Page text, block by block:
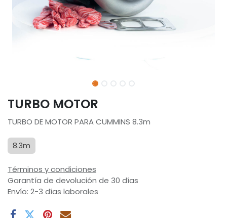
TURBO MOTOR
TURBO DE MOTOR PARA CUMMINS 8.3m
8.3m
Términos y condiciones
Garantía de devolución de 30 días
Envío: 2-3 días laborales